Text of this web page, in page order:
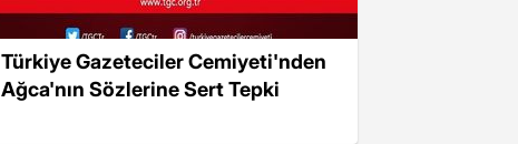
Türkiye Gazeteciler Cemiyeti'nden
Ağca'nın Sözlerine Sert Tepki